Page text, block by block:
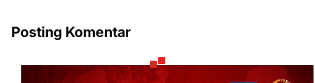
Posting Komentar